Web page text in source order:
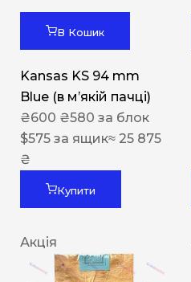
В Кошик
Kansas KS 94 mm
Blue (в мʼякій пачці)
₴600 ₴580 за блок
$575 за ящик≈ 25 875
₴
Купити
Акція